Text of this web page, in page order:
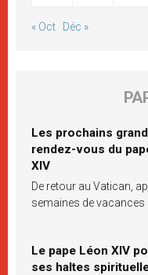
« Oct Déc »
Les prochains
rendez-vous du
XIV
De retour au Vatican,
semaines de vacances
Le pape Léon XIV
ses haltes